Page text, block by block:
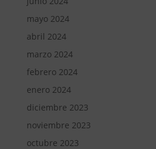
mayo 2024
abril 2024
marzo 2024
febrero 2024
enero 2024
diciembre 2023
noviembre 2023
octubre 2023